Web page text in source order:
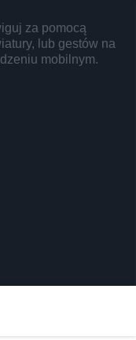
za pomocą
lub gestów na
mobilnym.